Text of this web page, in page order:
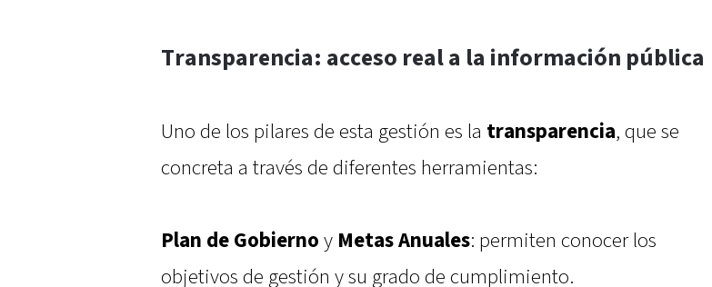
Transparencia: acceso real a la información pública
Uno de los pilares de esta gestión es la transparencia, que se
concreta a través de diferentes herramientas:
Plan de Gobierno y Metas Anuales: permiten conocer los
objetivos de gestión y su grado de cumplimiento.